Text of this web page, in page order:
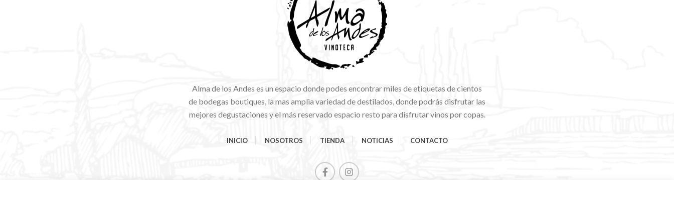
Alma de los Andes es un espacio donde podes encontrar miles de etiquetas de cientos
de bodegas boutiques, la mas amplia variedad de destilados, donde podrás disfrutar las
mejores degustaciones y el más reservado espacio resto para disfrutar vinos por copas.
INICIO NOSOTROS TIENDA NOTICIAS CONTACTO